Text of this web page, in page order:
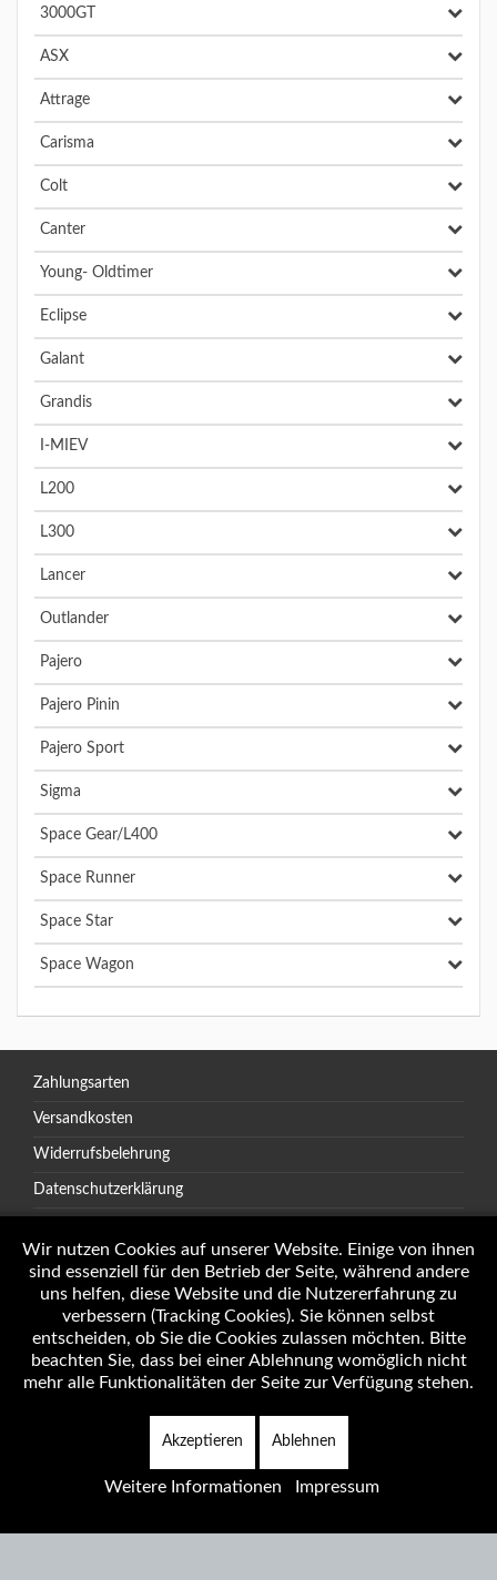
3000GT
ASX
Attrage
Carisma
Colt
Canter
Young- Oldtimer
Eclipse
Galant
Grandis
I-MIEV
L200
L300
Lancer
Outlander
Pajero
Pajero Pinin
Pajero Sport
Sigma
Space Gear/L400
Space Runner
Space Star
Space Wagon
Zahlungsarten
Versandkosten
Widerrufsbelehrung
Datenschutzerklärung
Öffnungszeiten
Impressum
Copyright © 2026 Autotechnik J. Weninger Alle Rechte vorbehalten.
Wir nutzen Cookies auf unserer Website. Einige von ihnen
sind essenziell für den Betrieb der Seite, während andere
uns helfen, diese Website und die Nutzererfahrung zu
verbessern (Tracking Cookies). Sie können selbst
entscheiden, ob Sie die Cookies zulassen möchten. Bitte
beachten Sie, dass bei einer Ablehnung womöglich nicht
mehr alle Funktionalitäten der Seite zur Verfügung stehen.
Akzeptieren Ablehnen
Weitere Informationen Impressum